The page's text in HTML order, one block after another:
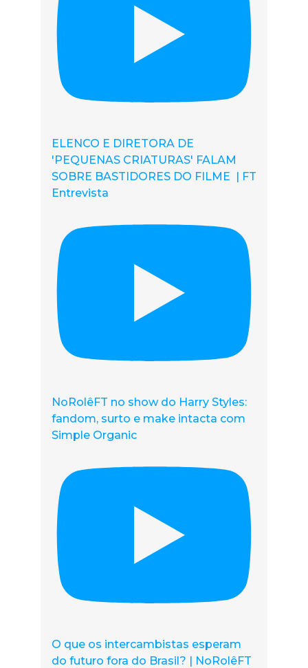
ELENCO E DIRETORA DE
'PEQUENAS CRIATURAS' FALAM
SOBRE BASTIDORES DO FILME | FT
Entrevista
NoRolêFT no show do Harry Styles:
fandom, surto e make intacta com
Simple Organic
O que os intercambistas esperam
do futuro fora do Brasil? | NoRolêFT